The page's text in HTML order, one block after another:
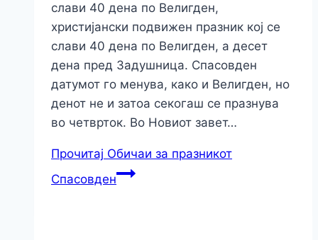
слави 40 дена по Велигден,
христијански подвижен празник кој се
слави 40 дена по Велигден, а десет
дена пред Задушница. Спасовден
датумот го менува, како и Велигден, но
денот не и затоа секогаш се празнува
во четврток. Во Новиот завет…
Прочитај Oбичаи за празникот
Спасовден